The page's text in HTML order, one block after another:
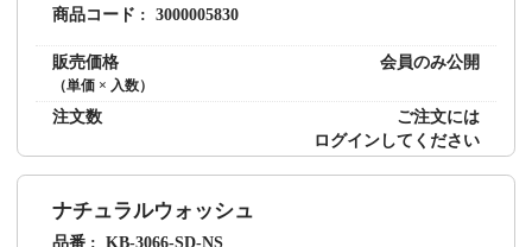
商品コード
3000005830
販売価格
（単価 × 入数）
会員のみ公開
注文数
ご注文には
ログインしてください
ナチュラルウォッシュ
品番
KB-3066-SD-NS